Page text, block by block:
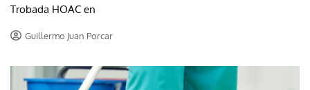
Trobada HOAC en
Guillermo Juan Porcar